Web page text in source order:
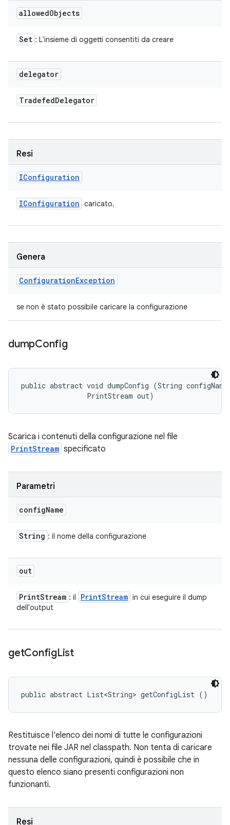
allowedObjects
Set : L'insieme di oggetti consentiti da creare
delegator
TradefedDelegator
Resi
IConfiguration
IConfiguration caricato.
Genera
ConfigurationException
se non è stato possibile caricare la configurazione
dumpConfig
public abstract void dumpConfig (String
                PrintStream out)
Scarica i contenuti della configurazione nel file
PrintStream specificato
Parametri
configName
String : il nome della configurazione
out
PrintStream : il PrintStream in cui eseguire il dump
dell'output
getConfigList
public abstract List<String> getConfigList ()
Restituisce l'elenco dei nomi di tutte le configurazioni
trovate nei file JAR nel classpath. Non tenta di caricare
nessuna delle configurazioni, quindi è possibile che in
questo elenco siano presenti configurazioni non
funzionanti.
Resi